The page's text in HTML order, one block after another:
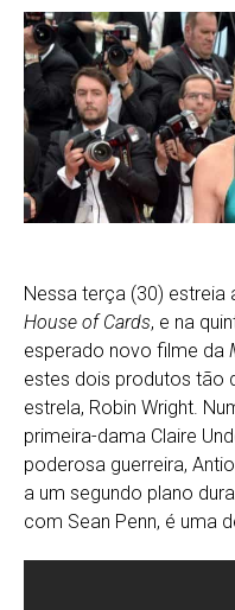
Nessa terça (30) estreia
House of Cards, e na
esperado novo filme da
estes dois produtos tão
estrela, Robin Wright.
primeira-dama Claire
poderosa guerreira,
a um segundo plano
com Sean Penn, é uma